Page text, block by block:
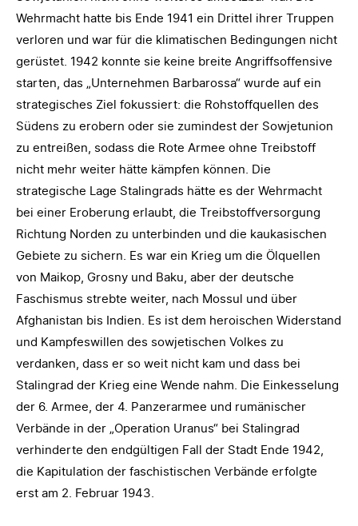
Wehrmacht hatte bis Ende 1941 ein Drittel ihrer Truppen
verloren und war für die klimatischen Bedingungen nicht
gerüstet. 1942 konnte sie keine breite Angriffsoffensive
starten, das „Unternehmen Barbarossa“ wurde auf ein
strategisches Ziel fokussiert: die Rohstoffquellen des
Südens zu erobern oder sie zumindest der Sowjetunion
zu entreißen, sodass die Rote Armee ohne Treibstoff
nicht mehr weiter hätte kämpfen können. Die
strategische Lage Stalingrads hätte es der Wehrmacht
bei einer Eroberung erlaubt, die Treibstoffversorgung
Richtung Norden zu unterbinden und die kaukasischen
Gebiete zu sichern. Es war ein Krieg um die Ölquellen
von Maikop, Grosny und Baku, aber der deutsche
Faschismus strebte weiter, nach Mossul und über
Afghanistan bis Indien. Es ist dem heroischen Widerstand
und Kampfeswillen des sowjetischen Volkes zu
verdanken, dass er so weit nicht kam und dass bei
Stalingrad der Krieg eine Wende nahm. Die Einkesselung
der 6. Armee, der 4. Panzerarmee und rumänischer
Verbände in der „Operation Uranus“ bei Stalingrad
verhinderte den endgültigen Fall der Stadt Ende 1942,
die Kapitulation der faschistischen Verbände erfolgte
erst am 2. Februar 1943.